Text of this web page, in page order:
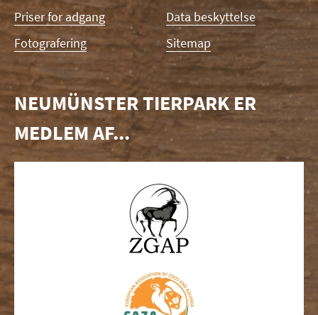
Priser for adgang
Fotografering
Data beskyttelse
Sitemap
NEUMÜNSTER TIERPARK ER
MEDLEM AF...